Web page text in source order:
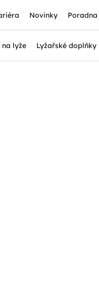
Novinky Poradna
na lyže Lyžařské doplňky